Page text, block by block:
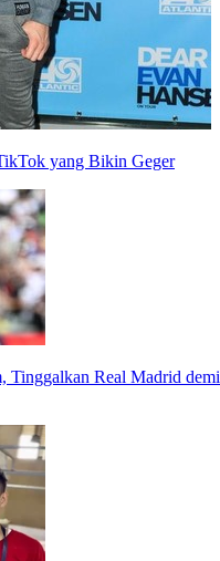
yang Bikin Geger
Tinggalkan Real Madrid demi